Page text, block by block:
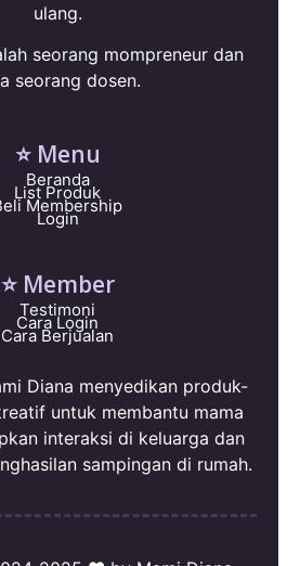
ulang.
seorang mompreneur dan
seorang dosen.
⭐ Menu
Beranda
List Produk
Membership
Login
⭐ Member
Testimoni
Cara Login
Cara Berjualan
Diana menyedikan produk-
untuk membantu mama
interaksi di keluarga dan
sampingan di rumah.